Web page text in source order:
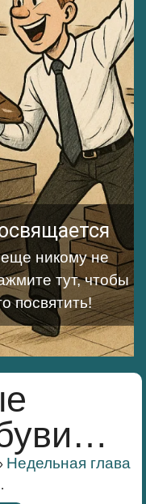
еще никому не
тут, чтобы
посвятить!
Недельная глава